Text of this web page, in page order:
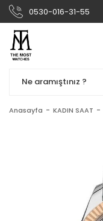
0530-016-31-55
Anasayfa KADIN SAAT